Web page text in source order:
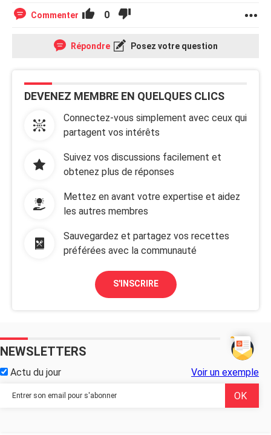
Commenter 0
Répondre Posez votre question
DEVENEZ MEMBRE EN QUELQUES CLICS
Connectez-vous simplement avec ceux qui
partagent vos intérêts
Suivez vos discussions facilement et
obtenez plus de réponses
Mettez en avant votre expertise et aidez
les autres membres
Sauvegardez et partagez vos recettes
préférées avec la communauté
S'INSCRIRE
NEWSLETTERS
Actu du jour Voir un exemple